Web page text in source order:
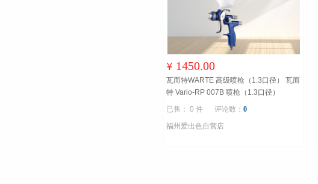
¥ 1450.00
瓦而特WARTE 高级喷枪（1.3口径） 瓦而
特 Vario-RP 007B 喷枪（1.3口径）
已售： 0 件
评论数： 0
福州爱出色自营店